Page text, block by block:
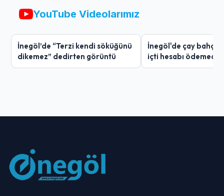
YouTube Videolarımız
İnegöl’de “Terzi kendi söküğünü
dikemez” dedirten görüntü
İnegöl'de çay
içti hesabı ödemedi